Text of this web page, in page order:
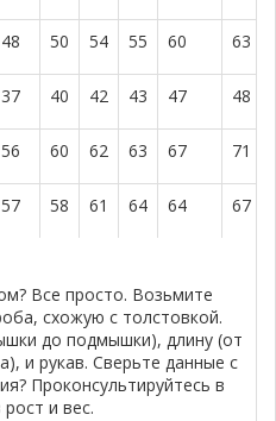
48 50 54 55 60 63
37 40 42 43 47 48
56 60 62 63 67 71
57 58 61 64 64
67
Все просто. Возьмите
схожую с толстовкой.
до подмышки), длину (от
и рукав. Сверьте данные с
Проконсультируйтесь в
и вес.